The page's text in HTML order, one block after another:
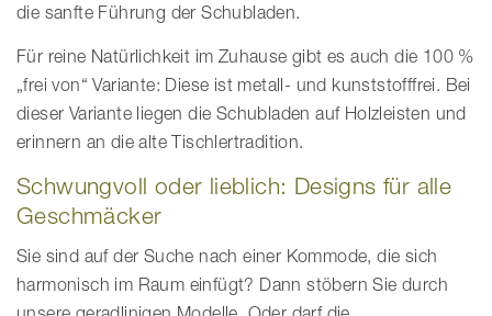
die sanfte Führung der Schubladen.
Für reine Natürlichkeit im Zuhause gibt es auch die 100 %
„frei von“ Variante: Diese ist metall- und kunststofffrei. Bei
dieser Variante liegen die Schubladen auf Holzleisten und
erinnern an die alte Tischlertradition.
Schwungvoll oder lieblich: Designs für alle
Geschmäcker
Sie sind auf der Suche nach einer Kommode, die sich
harmonisch im Raum einfügt? Dann stöbern Sie durch